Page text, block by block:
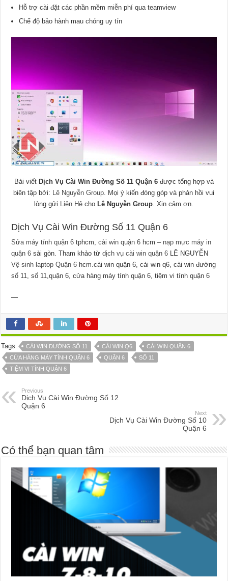
Hỗ trợ cài đặt các phần mềm miễn phí qua teamview
Chế độ bảo hành mau chóng uy tín
Bài viết Dịch Vụ Cài Win Đường Số 11 Quận 6được tổng hợp và
biên tập bởi: Lê Nguyễn Group . Mọi ý kiến đóng góp và phản hồi vui
lòng gửi Liên Hệ choLê Nguyễn Group . Xin cảm ơn.
Dịch Vụ Cài Win Đường Số 11 Quận 6
Sửa máy tính quận 6 tphcm,cài win quận 6 hcm – nạp mực máy in
quận 6 sài gòn. Tham khảo từdịch vụ cài win quận 6 LÊ NGUYỄN
Vệ sinh laptop Quận 6 hcm.cài win quận 6, cài win q6, cài win đường
số 11, số 11,quận 6, cửa hàng máy tính quận 6, tiệm vi tính quận 6
—
Tags CÀI WIN ĐƯỜNG SỐ 11 CÀI WIN Q6
CÀI WIN QUẬN 6
CỬA HÀNG MÁY TÍNH QUẬN 6
QUẬN 6
SỐ 11
TIỆM VI TÍNH QUẬN 6
Previous
Dịch Vụ Cài Win Đường Số 12
Quận 6
Next
Dịch Vụ Cài Win Đường Số 10
Quận 6
Có thể bạn quan tâm